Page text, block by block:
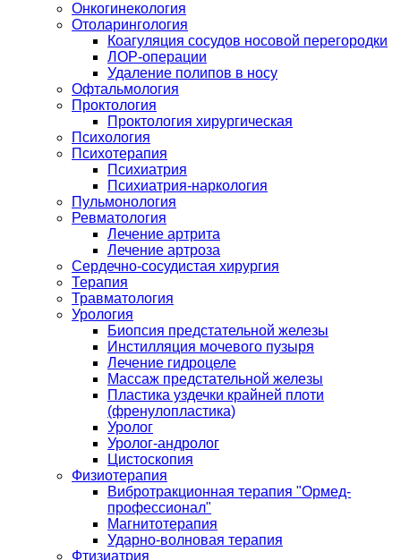
Онкогинекология
Отоларингология
Коагуляция сосудов носовой перегородки
ЛОР-операции
Удаление полипов в носу
Офтальмология
Проктология
Проктология хирургическая
Психология
Психотерапия
Психиатрия
Психиатрия-наркология
Пульмонология
Ревматология
Лечение артрита
Лечение артроза
Сердечно-сосудистая хирургия
Терапия
Травматология
Урология
Биопсия предстательной железы
Инстилляция мочевого пузыря
Лечение гидроцеле
Массаж предстательной железы
Пластика уздечки крайней плоти
(френулопластика)
Уролог
Уролог-андролог
Цистоскопия
Физиотерапия
Вибротракционная терапия "Ормед-
профессионал"
Магнитотерапия
Ударно-волновая терапия
Фтизиатрия